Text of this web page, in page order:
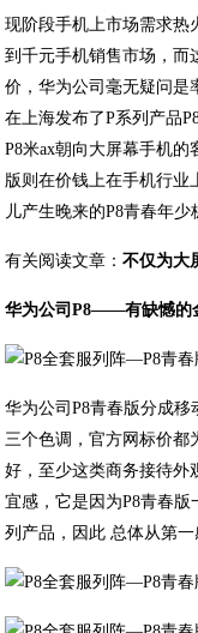
现阶段手机上市场需求热
到千元手机销售市场，而
价，华为公司毫无疑问是
在上海发布了P系列产品
P8米ax朝向大屏幕手机的
版则在价钱上在手机行业
儿产生晚来的P8青春年少
有关阅读文章：不仅为大
华为公司P8——有缺憾的
华为公司P8青春版分成移
三个色调，官方网标价都
好，至少这类商务接待外
宜感，它是因为P8青春版
列产品，因此 总体从第一